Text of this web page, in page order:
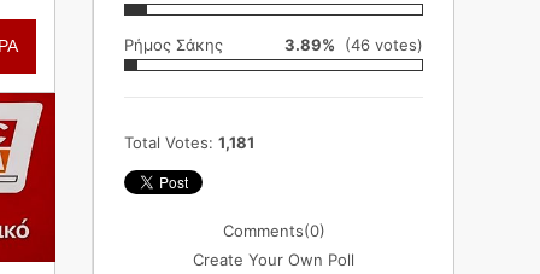
Ρήμος Σάκης 3.89% (46 votes)
Total Votes: 1,181
Comments(0)
Create Your Own Poll